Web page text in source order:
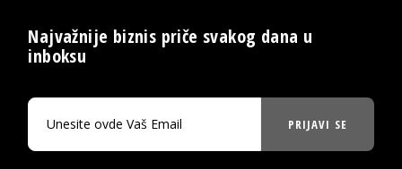
Najvažnije biznis priče svakog dana u
inboksu
PRIJAVI SE